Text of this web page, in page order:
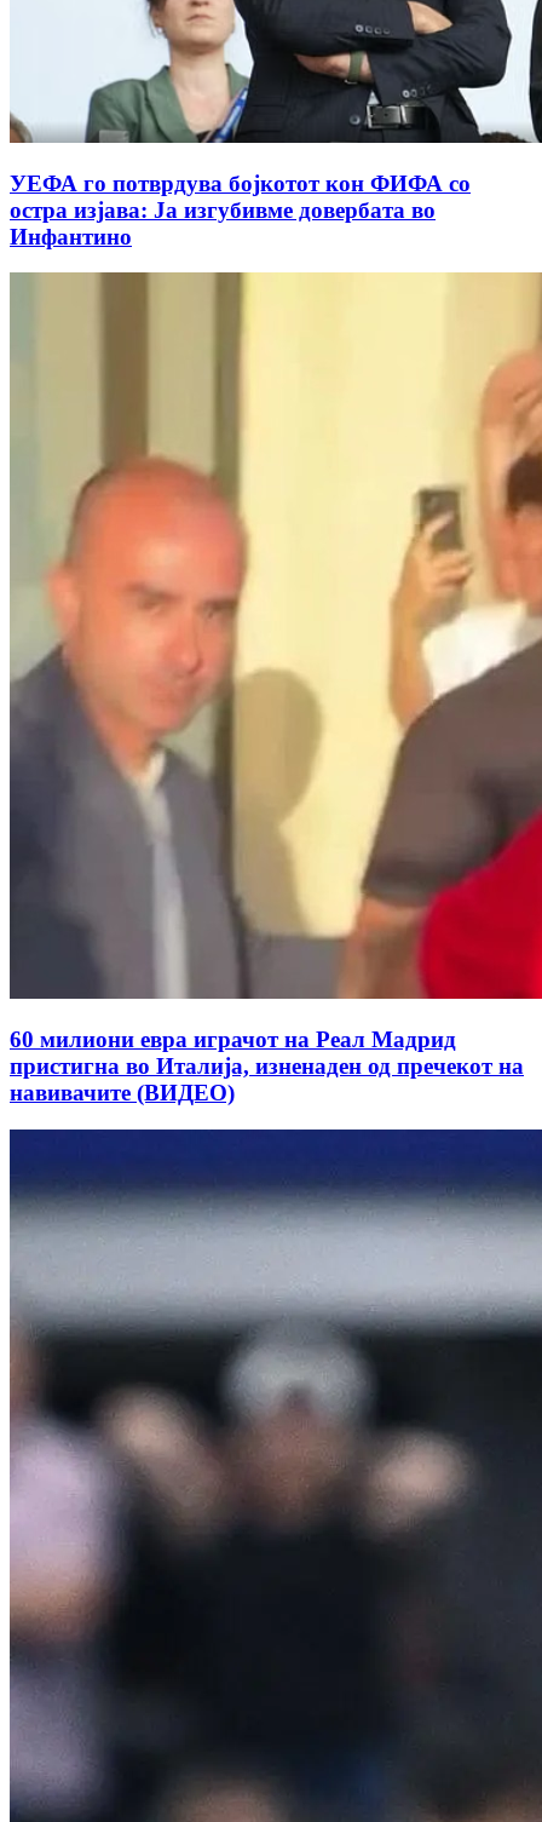
УЕФА го потврдува бојкотот кон ФИФА со
остра изјава: Ја изгубивме довербата во
Инфантино
60 милиони евра играчот на Реал Мадрид
пристигна во Италија, изненаден од пречекот на
навивачите (ВИДЕО)